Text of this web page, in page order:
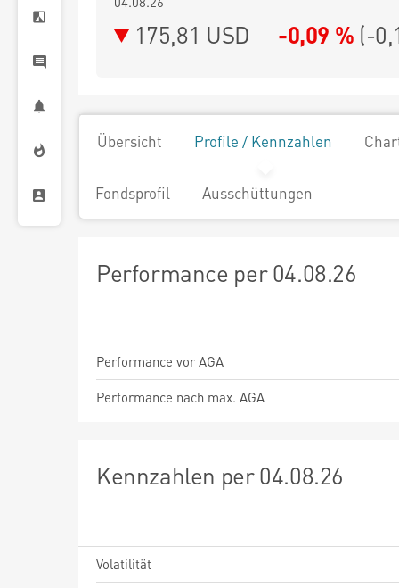
175,81 USD -0,09 % (-
Übersicht Profile / Kennzahlen
Fondsprofil Ausschüttungen
Performance per 04.08.26
Performance vor AGA
Performance nach max. AGA
Kennzahlen per 04.08.26
Volatilität